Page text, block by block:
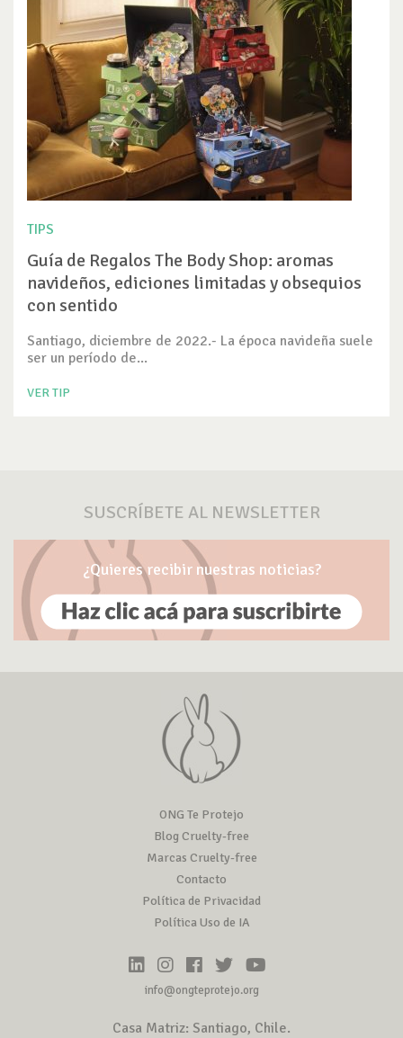
TIPS
Guía de Regalos The Body Shop: aromas
navideños, ediciones limitadas y obsequios
con sentido
Santiago, diciembre de 2022.- La época navideña suele
ser un período de...
VER TIP
SUSCRÍBETE AL NEWSLETTER
¿Quieres recibir nuestras noticias?
ONG Te Protejo
Blog Cruelty-free
Marcas Cruelty-free
Contacto
Política de Privacidad
Política Uso de IA
info@ongteprotejo.org
Casa Matriz: Santiago, Chile.